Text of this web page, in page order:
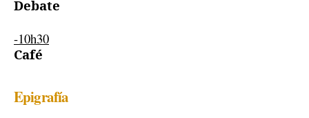
Debate
-10h30
Café
Epigrafía